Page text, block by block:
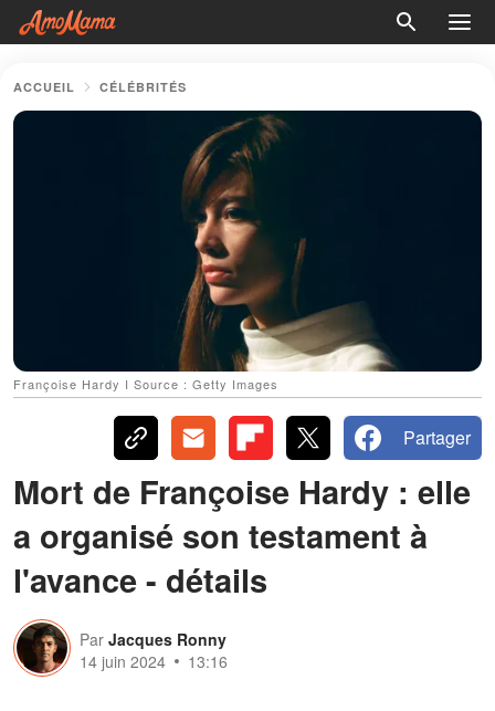
ACCUEIL CÉLÉBRITÉS
Françoise Hardy I Source : Getty Images
Partager
Mort de Françoise Hardy : elle
a organisé son testament à
l'avance - détails
Par Jacques Ronny
14 juin 2024
13:16